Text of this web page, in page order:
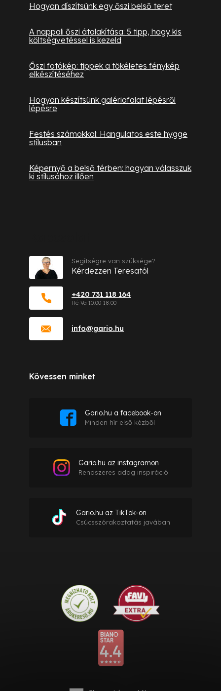
Hogyan díszítsünk egy őszi belső teret
A nappali őszi átalakítása: 5 tipp, hogy kis
költségvetéssel is kezeld
Őszi fotókép: tippek a tökéletes fénykép
elkészítéséhez
Hogyan készítsünk galériafalat lépésről
lépésre
Festés számokkal: Hangulatos este hygge
stílusban
Képernyő a belső térben: hogyan válasszuk
ki stílusához illően
info@gario.hu
+420 731 118 164
Segítségre van szüksége?
Kérdezzen Teresatól
Kövessen minket
Gario.hu a facebook-on
Minden hír első kézből
Gario.hu az instagramon
Rendszeres adag inspiráció
Gario.hu az TikTok-on
Csúcsszórakoztatás javában